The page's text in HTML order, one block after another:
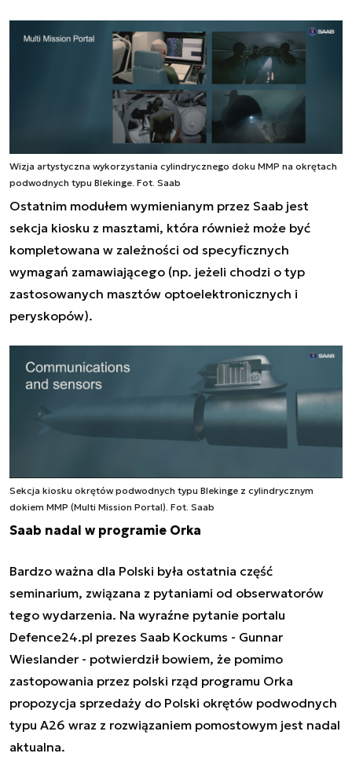
Wizja artystyczna wykorzystania cylindrycznego doku MMP na okrętach
podwodnych typu Blekinge. Fot. Saab
Ostatnim modułem wymienianym przez Saab jest
sekcja kiosku z masztami, która również może być
kompletowana w zależności od specyficznych
wymagań zamawiającego (np. jeżeli chodzi o typ
zastosowanych masztów optoelektronicznych i
peryskopów).
Sekcja kiosku okrętów podwodnych typu Blekinge z cylindrycznym
dokiem MMP (Multi Mission Portal). Fot. Saab
Saab nadal w programie Orka
Bardzo ważna dla Polski była ostatnia część
seminarium, związana z pytaniami od obserwatorów
tego wydarzenia. Na wyraźne pytanie portalu
Defence24.pl prezes Saab Kockums - Gunnar
Wieslander - potwierdził bowiem, że pomimo
zastopowania przez polski rząd programu Orka
propozycja sprzedaży do Polski okrętów podwodnych
typu A26 wraz z rozwiązaniem pomostowym jest nadal
aktualna.